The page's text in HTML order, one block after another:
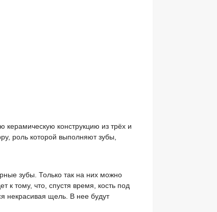
керамическую конструкцию из трёх и
роль которой выполняют зубы,
зубы. Только так на них можно
к тому, что, спустя время, кость под
некрасивая щель. В нее будут